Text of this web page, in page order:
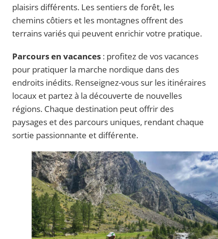
plaisirs différents. Les sentiers de forêt, les
chemins côtiers et les montagnes offrent des
terrains variés qui peuvent enrichir votre pratique.
Parcours en vacances : profitez de vos vacances
pour pratiquer la marche nordique dans des
endroits inédits. Renseignez-vous sur les itinéraires
locaux et partez à la découverte de nouvelles
régions. Chaque destination peut offrir des
paysages et des parcours uniques, rendant chaque
sortie passionnante et différente.